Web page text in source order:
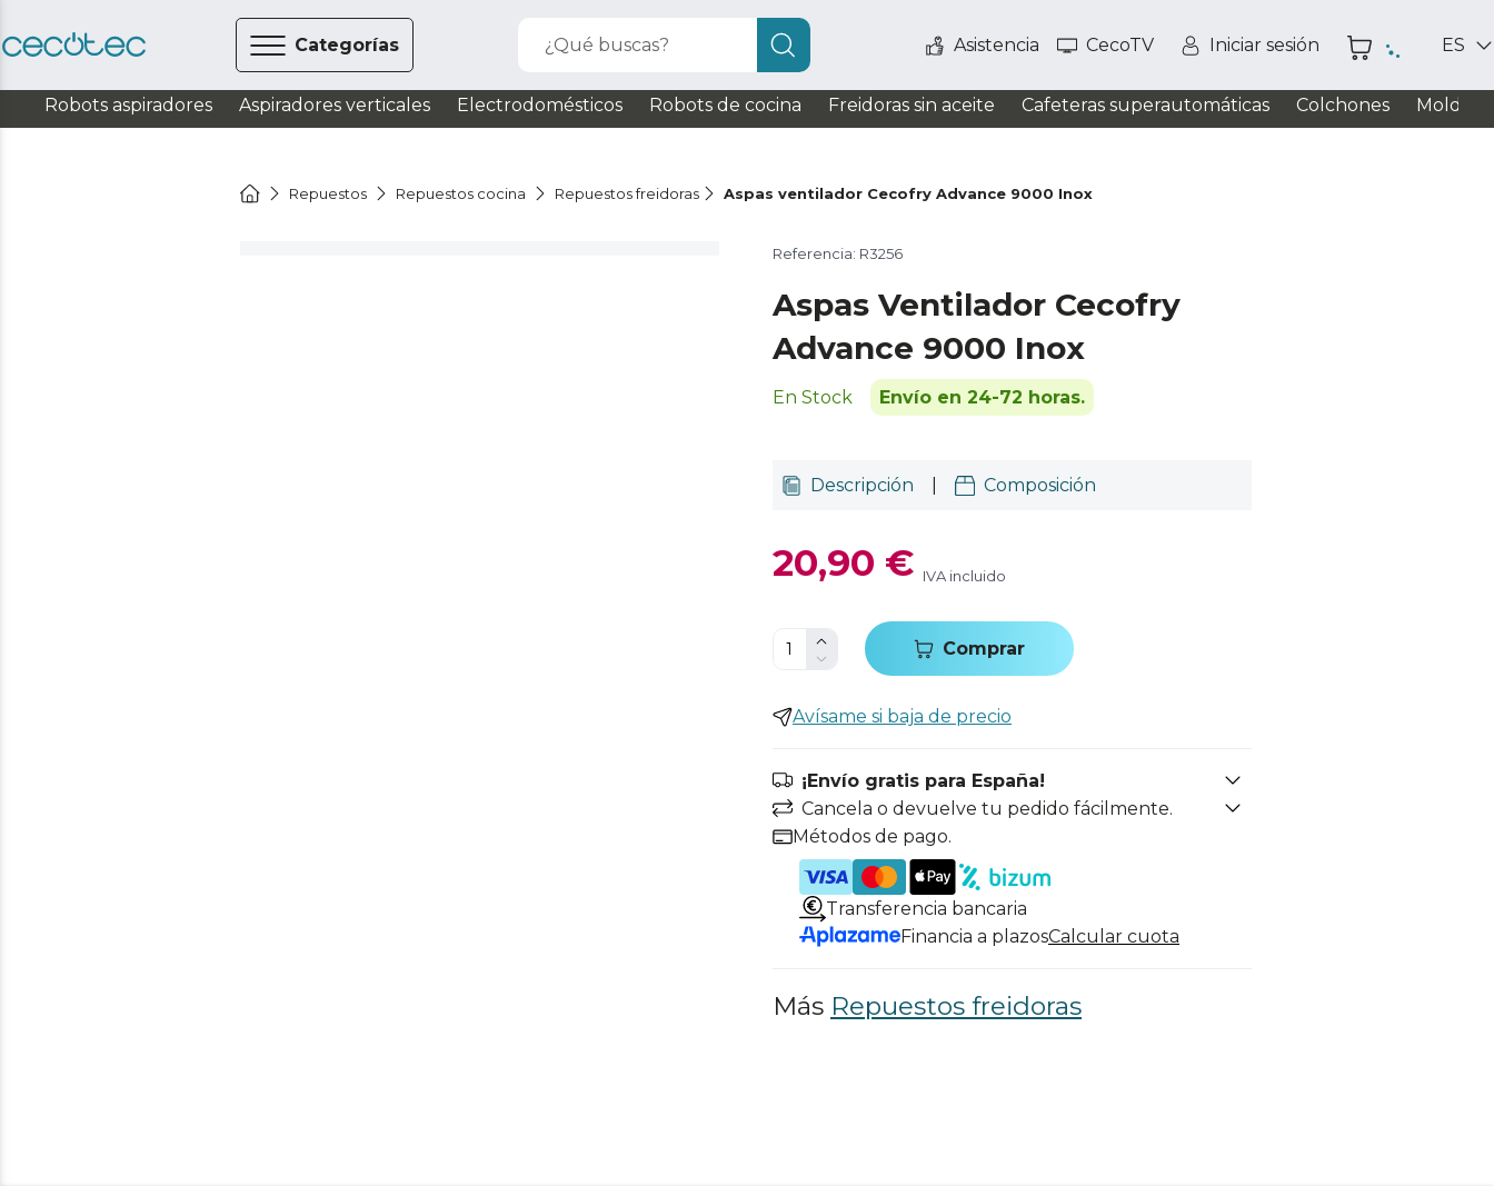
Categorías ¿Qué buscas? Asistencia CecoTV Iniciar sesión ES
Robots aspiradores Aspiradores verticales Electrodomésticos Robots de cocina Freidoras sin aceite Cafeteras superautomáticas Colchones
Repuestos Repuestos cocina Repuestos freidoras Aspas ventilador Cecofry Advance 9000 Inox
Referencia: R3256
Aspas Ventilador Cecofry
Advance 9000 Inox
En Stock Envío en 24-72 horas.
Descripción Composición
20,90 € IVA incluido
Comprar
Avísame si baja de precio
¡Envío gratis para España!
Cancela o devuelve tu pedido fácilmente.
Métodos de pago.
Transferencia bancaria
Financia a plazosCalcular cuota
Más Repuestos freidoras